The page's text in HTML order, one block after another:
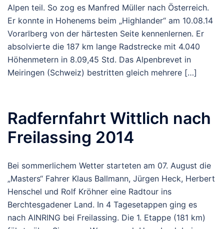
Alpen teil. So zog es Manfred Müller nach Österreich.
Er konnte in Hohenems beim „Highlander“ am 10.08.14
Vorarlberg von der härtesten Seite kennenlernen. Er
absolvierte die 187 km lange Radstrecke mit 4.040
Höhenmetern in 8.09,45 Std. Das Alpenbrevet in
Meiringen (Schweiz) bestritten gleich mehrere […]
Radfernfahrt Wittlich nach
Freilassing 2014
Bei sommerlichem Wetter starteten am 07. August die
„Masters“ Fahrer Klaus Ballmann, Jürgen Heck, Herbert
Henschel und Rolf Kröhner eine Radtour ins
Berchtesgadener Land. In 4 Tagesetappen ging es
nach AINRING bei Freilassing. Die 1. Etappe (181 km)